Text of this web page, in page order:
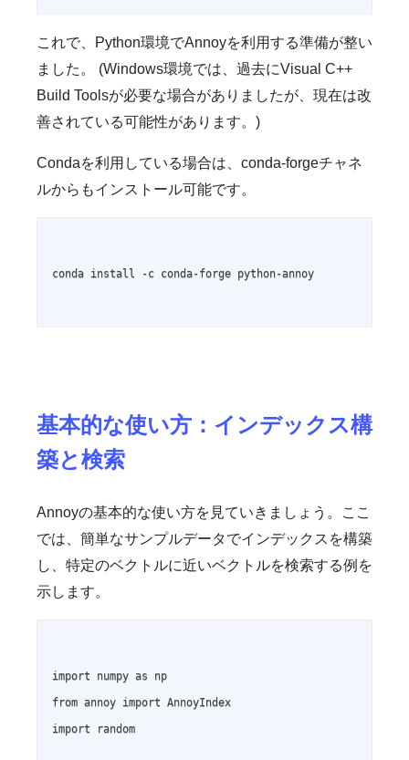
これで、Python環境でAnnoyを利用する準備が整い
ました。 (Windows環境では、過去にVisual C++
Build Toolsが必要な場合がありましたが、現在は改
善されている可能性があります。)
Condaを利用している場合は、conda-forgeチャネ
ルからもインストール可能です。
conda install -c conda-forge python-annoy
基本的な使い方：インデックス構
築と検索
Annoyの基本的な使い方を見ていきましょう。ここ
では、簡単なサンプルデータでインデックスを構築
し、特定のベクトルに近いベクトルを検索する例を
示します。
import numpy as np
from annoy import AnnoyIndex
import random